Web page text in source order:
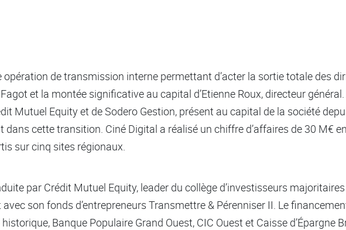
opération de transmission interne permettant d’acter la sortie totale des
et la montée significative au capital d’Etienne Roux, directeur
Mutuel Equity et de Sodero Gestion, présent au capital de la société
dans cette transition. Ciné Digital a réalisé un chiffre d’affaires de 30 M€
sur cinq sites régionaux.
par Crédit Mutuel Equity, leader du collège d’investisseurs
son fonds d’entrepreneurs Transmettre & Pérenniser II. Le
Banque Populaire Grand Ouest, CIC Ouest et Caisse d’Épargne